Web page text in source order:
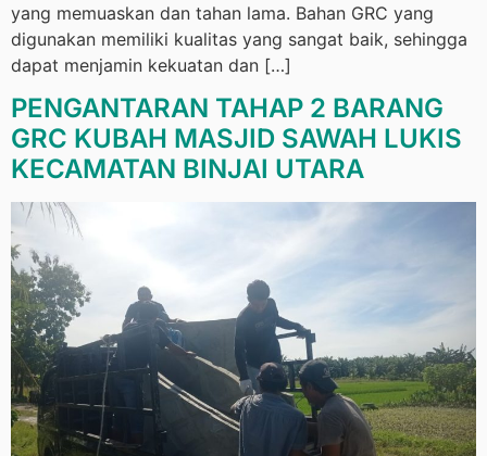
yang memuaskan dan tahan lama. Bahan GRC yang
digunakan memiliki kualitas yang sangat baik, sehingga
dapat menjamin kekuatan dan […]
PENGANTARAN TAHAP 2 BARANG
GRC KUBAH MASJID SAWAH LUKIS
KECAMATAN BINJAI UTARA